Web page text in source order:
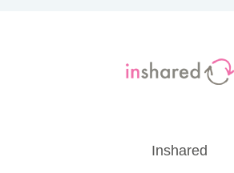
Inshared